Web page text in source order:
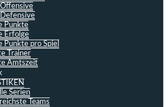
Punkte
Erfolge
Punkte pro Spiel
Trainer
Amtszeit
Serien
Teams